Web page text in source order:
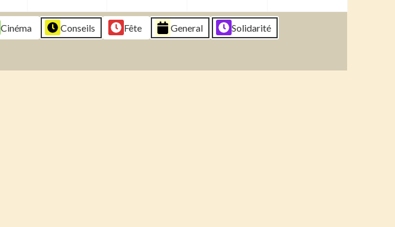
2026
2026
2026
2026
2026
Cinéma Conseils Fête General
Solidarité